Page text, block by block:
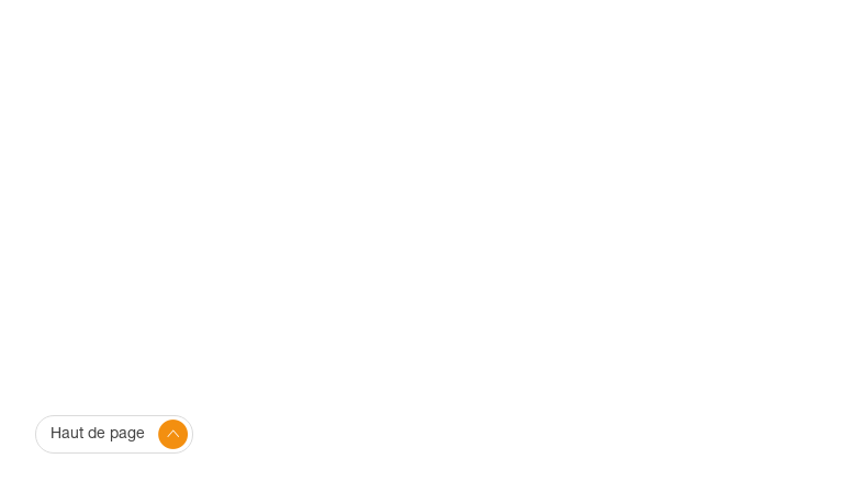
Haut de page